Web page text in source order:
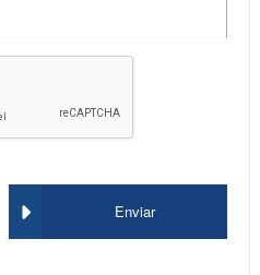
Enviar